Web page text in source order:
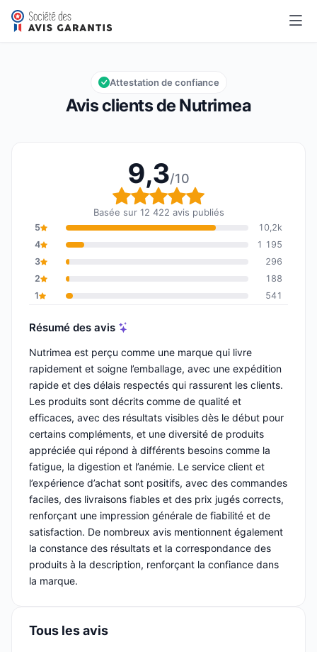
Nutrimea
Note globale : 9,3 sur 10
9,3/10
Avis clients de Nutrimea
Attestation de confiance
9,3/10
Note globale : 9,3 sur
Basée sur 12 422 avis publiés
5
10,2k
4
1 195
3
296
2
188
1
541
Résumé des avis
Nutrimea est perçu comme une marque qui livre
rapidement et soigne l’emballage, avec une expédition
rapide et des délais respectés qui rassurent les clients.
Les produits sont décrits comme de qualité et
efficaces, avec des résultats visibles dès le début pour
certains compléments, et une diversité de produits
appréciée qui répond à différents besoins comme la
fatigue, la digestion et l’anémie. Le service client et
l’expérience d’achat sont positifs, avec des commandes
faciles, des livraisons fiables et des prix jugés corrects,
renforçant une impression générale de fiabilité et de
satisfaction. De nombreux avis mentionnent également
la constance des résultats et la correspondance des
produits à la description, renforçant la confiance dans
la marque.
Tous les avis